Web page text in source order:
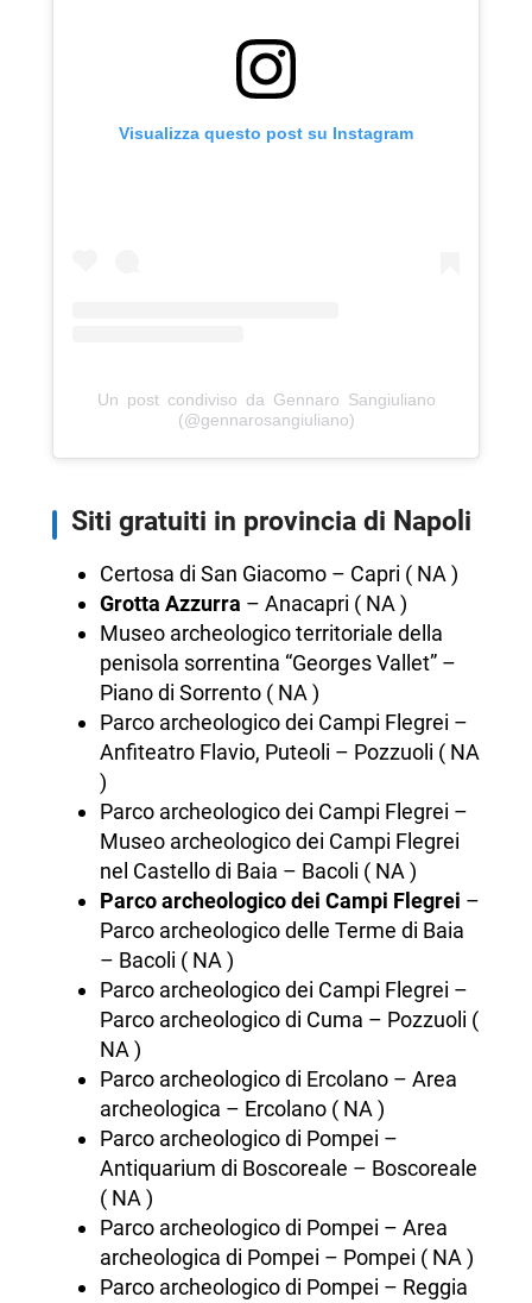
Visualizza questo post su Instagram
Un post condiviso da Gennaro Sangiuliano
(@gennarosangiuliano)
Siti gratuiti in provincia di Napoli
Certosa di San Giacomo – Capri ( NA )
Grotta Azzurra – Anacapri ( NA )
Museo archeologico territoriale della
penisola sorrentina “Georges Vallet” –
Piano di Sorrento ( NA )
Parco archeologico dei Campi Flegrei –
Anfiteatro Flavio, Puteoli – Pozzuoli ( NA
)
Parco archeologico dei Campi Flegrei –
Museo archeologico dei Campi Flegrei
nel Castello di Baia – Bacoli ( NA )
Parco archeologico dei Campi Flegrei –
Parco archeologico delle Terme di Baia
– Bacoli ( NA )
Parco archeologico dei Campi Flegrei –
Parco archeologico di Cuma – Pozzuoli (
NA )
Parco archeologico di Ercolano – Area
archeologica – Ercolano ( NA )
Parco archeologico di Pompei –
Antiquarium di Boscoreale – Boscoreale
( NA )
Parco archeologico di Pompei – Area
archeologica di Pompei – Pompei ( NA )
Parco archeologico di Pompei – Reggia